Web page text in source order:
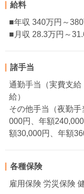
給料
■年収 340万円～
■月収 28.3万円～
諸手当
通勤手当（実費支
給）
その他手当（夜勤
000円、年額
額30,000円、年額
各種保険
雇用保険 労災保険